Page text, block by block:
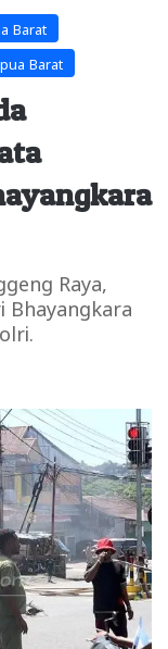
Barat
Barat
Raya,
Bhayangkara